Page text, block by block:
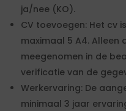
ja/nee (KO).
CV toevoegen: Het cv
maximaal 5 A4. Alleen
meegenomen in de
verificatie van de
Werkervaring: De
minimaal 3 jaar